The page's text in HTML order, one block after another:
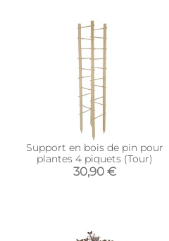
Support en bois de pin pour
plantes 4 piquets (Tour)
30,90 €